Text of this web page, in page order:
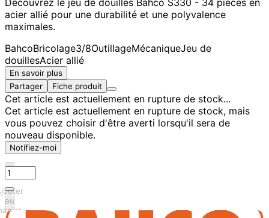
Découvrez le jeu de douilles Bahco S330 - 34 pièces en
acier allié pour une durabilité et une polyvalence
maximales.
BahcoBricolage3/8OutillageMécaniqueJeu de
douillesAcier allié
En savoir plus
Partager
Fiche produit
Cet article est actuellement en rupture de stock...
Cet article est actuellement en rupture de stock, mais
vous pouvez choisir d'être averti lorsqu'il sera de
nouveau disponible.
Notifiez-moi
au